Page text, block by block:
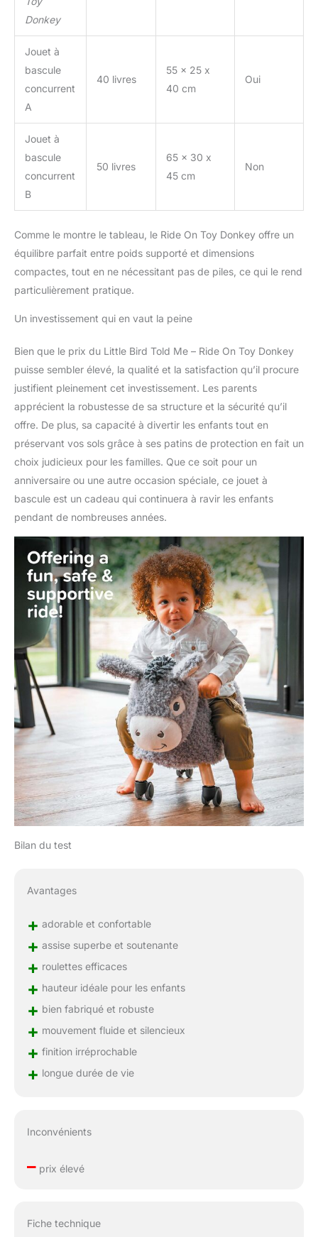
des jouets basée dans le
West Yorkshire. Notre
cœur et l'imagination des
bébés, des tout-petits et
Donkey
Jouet à
bascule
concurrent
A
40 livres
55 x 25 x
40 cm
Oui
Jouet à
bascule
concurrent
B
50 livres
65 x 30 x
45 cm
Non
Comme le montre le tableau, le Ride On Toy Donkey offre un
équilibre parfait entre poids supporté et dimensions
compactes, tout en ne nécessitant pas de piles, ce qui le rend
particulièrement pratique.
Un investissement qui en vaut la peine
Bien que le prix du Little Bird Told Me – Ride On Toy Donkey
puisse sembler élevé, la qualité et la satisfaction qu’il procure
justifient pleinement cet investissement. Les parents
apprécient la robustesse de sa structure et la sécurité qu’il
offre. De plus, sa capacité à divertir les enfants tout en
préservant vos sols grâce à ses patins de protection en fait un
choix judicieux pour les familles. Que ce soit pour un
anniversaire ou une autre occasion spéciale, ce jouet à
bascule est un cadeau qui continuera à ravir les enfants
pendant de nombreuses années.
Bilan du test
Avantages
+ adorable et confortable
+ assise superbe et soutenante
+ roulettes efficaces
+ hauteur idéale pour les enfants
+ bien fabriqué et robuste
+ mouvement fluide et silencieux
+ finition irréprochable
+ longue durée de vie
Inconvénients
–prix élevé
Fiche technique